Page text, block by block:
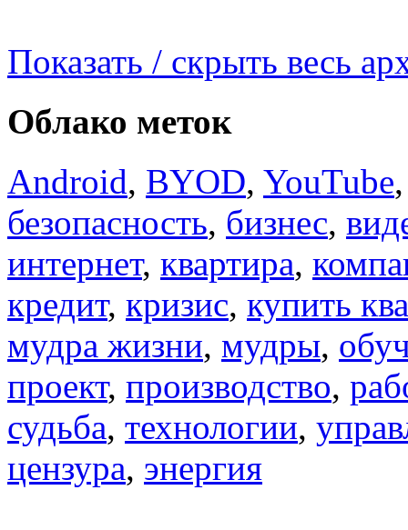
Показать / скрыть весь
Облако меток
Android, BYOD, YouTube
безопасность, бизнес,
интернет, квартира,
кредит, кризис, купить
мудра жизни, мудры,
проект, производство,
судьба, технологии,
цензура, энергия